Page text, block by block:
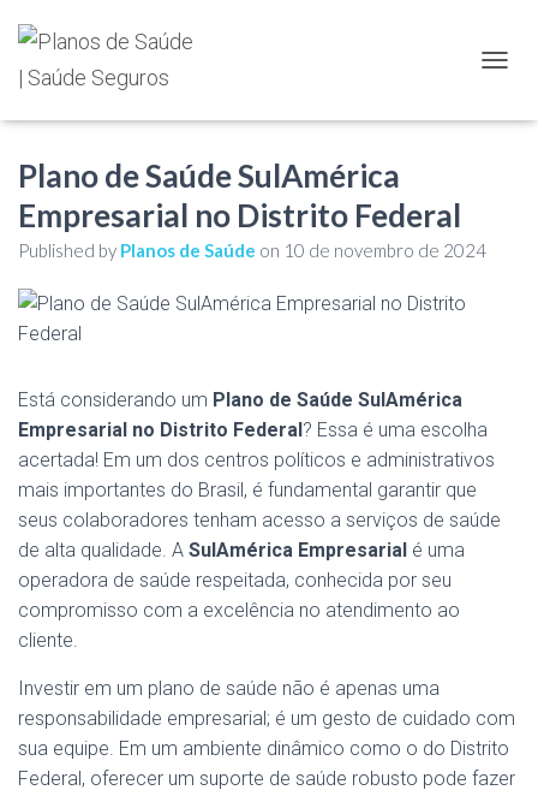
Plano de Saúde SulAmérica
Empresarial no Distrito Federal
Published by Planos de Saúde on 10 de novembro de 2024
Está considerando um Plano de Saúde SulAmérica
Empresarial no Distrito Federal? Essa é uma escolha
acertada! Em um dos centros políticos e administrativos
mais importantes do Brasil, é fundamental garantir que
seus colaboradores tenham acesso a serviços de saúde
de alta qualidade. A SulAmérica Empresarial é uma
operadora de saúde respeitada, conhecida por seu
compromisso com a excelência no atendimento ao
cliente.
Investir em um plano de saúde não é apenas uma
responsabilidade empresarial; é um gesto de cuidado com
sua equipe. Em um ambiente dinâmico como o do Distrito
Federal, oferecer um suporte de saúde robusto pode fazer